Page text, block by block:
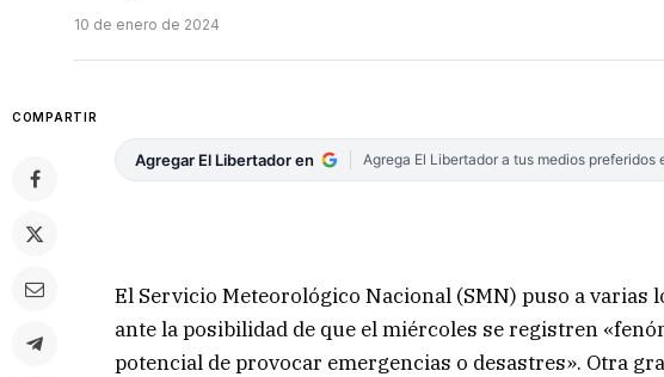
10 de enero de 2024
COMPARTIR
Agregar El Libertador en Agrega El Libertador a tus medios preferidos
El Servicio Meteorológico Nacional (SMN) puso a
ante la posibilidad de que el miércoles se registren
potencial de provocar emergencias o desastres». Otra